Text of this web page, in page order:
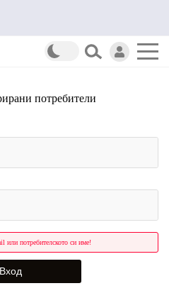
потребители
или потребителското си име!